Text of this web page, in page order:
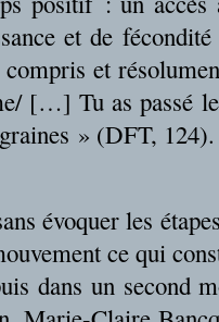
et de
et
[…] Tu as passé
» (DFT, 124).
évoquer les
ce qui
dans un second